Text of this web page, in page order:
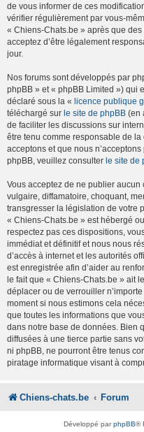
de vous informer de ces
vérifier régulièrement par vous-
« Chiens-Chats.be » après que
acceptez d’être légalement
jour.
Nos forums sont développés par
phpBB » et « phpBB Limited ») qui
déclaré sous la « licence publique
téléchargé sur le site de phpBB (en
de faciliter les discussions sur
être tenu comme responsable de
acceptons et que nous
phpBB, veuillez consulter le site de
Vous acceptez de ne publier aucun
vulgaire, diffamatoire, choquant,
transgresser la législation de votre
« Chiens-Chats.be » est hébergé
respectez pas ces dispositions,
immédiat et définitif et nous nous
d’accès à internet et les autorités
est enregistrée afin d’aider au
le fait que « Chiens-Chats.be » ait
déplacer ou de verrouiller
moment si nous estimons cela
que toutes les informations que
dans notre base de données. Bien
diffusées à une tierce partie sans
ni phpBB, ne pourront être tenus
piratage informatique visant à
Chiens-chats.be Forum
Développé parphpBB®